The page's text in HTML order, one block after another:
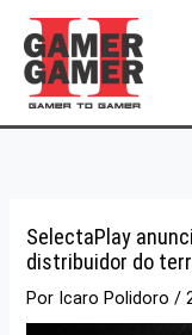
para
conteúdo
SelectaPlay
distribuidor do
Por Icaro Polidoro/